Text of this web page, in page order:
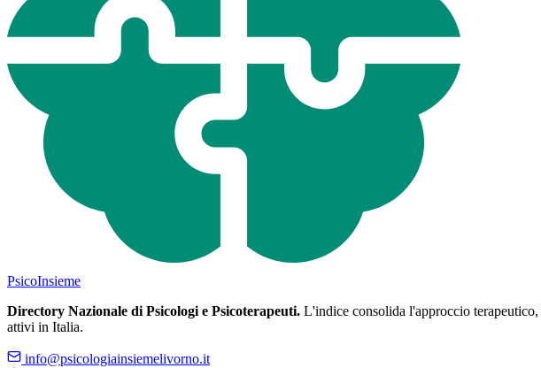
PsicoInsieme
Directory Nazionale di Psicologi e Psicoterapeuti. L'indice consolida l'approccio
attivi in Italia.
info@psicologiainsiemelivorno.it